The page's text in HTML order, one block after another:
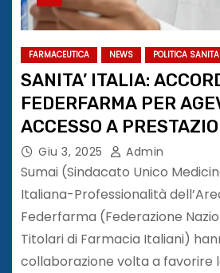
FARMACEUTICA NEWS POLITICA
SANITA’ ITALIA:
FEDERFARMA PER
ACCESSO A
Giu 3, 2025 Admin
Sumai (Sindacato Unico
Italiana-Professionalità
Federfarma (Federazione
Titolari di Farmacia Italiani)
collaborazione volta a favorire